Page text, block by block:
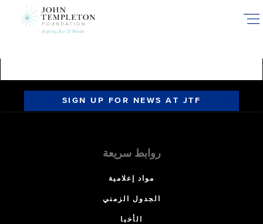
SIGN UP FOR NEWS AT JTF
روابط سريعة
مواد إعلامية
الجدول الزمني
الأخبا